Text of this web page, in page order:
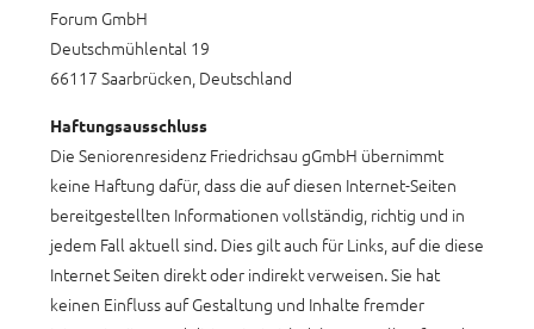
Forum GmbH
Deutschmühlental 19
66117 Saarbrücken, Deutschland
Haftungsausschluss
Die Seniorenresidenz Friedrichsau gGmbH übernimmt
keine Haftung dafür, dass die auf diesen Internet-Seiten
bereitgestellten Informationen vollständig, richtig und in
jedem Fall aktuell sind. Dies gilt auch für Links, auf die diese
Internet Seiten direkt oder indirekt verweisen. Sie hat
keinen Einfluss auf Gestaltung und Inhalte fremder